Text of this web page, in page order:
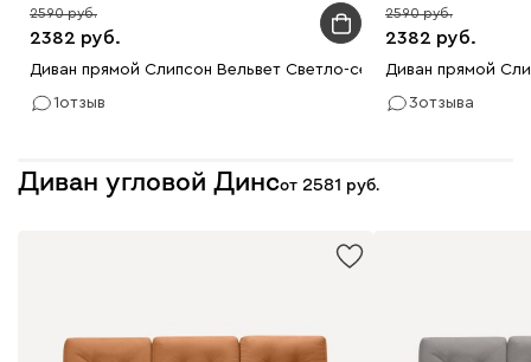
2382
2590
Диван прямой Слипсон Вельвет Светло-серый
1отзыв
2382
2590
Диван прямой
3отзыва
Диван угловой Динсот 2581